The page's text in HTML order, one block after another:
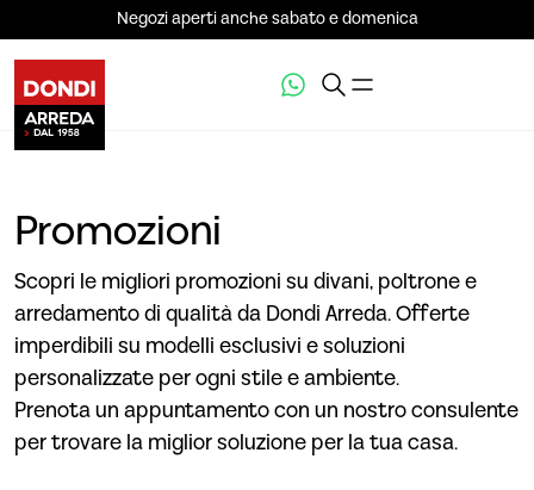
Negozi aperti anche sabato e domenica
Promozioni
Scopri le migliori promozioni su divani, poltrone e
arredamento di qualità da Dondi Arreda. Offerte
imperdibili su modelli esclusivi e soluzioni
personalizzate per ogni stile e ambiente.
Prenota un appuntamento con un nostro consulente
per trovare la miglior soluzione per la tua casa.